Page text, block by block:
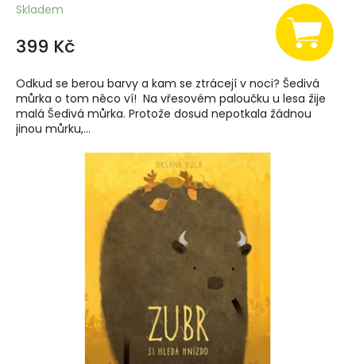
Skladem
399 Kč
Odkud se berou barvy a kam se ztrácejí v noci? Šedivá
můrka o tom něco ví! Na vřesovém paloučku u lesa žije
malá Šedivá můrka. Protože dosud nepotkala žádnou
jinou můrku,...